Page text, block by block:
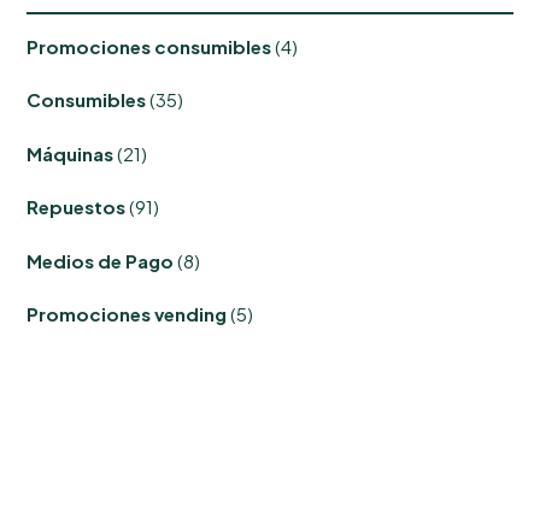
Promociones consumibles 44
productos
Consumibles 3535
productos
Máquinas 2121
productos
Repuestos 9191
productos
Medios de Pago 88
productos
Promociones vending 55
productos